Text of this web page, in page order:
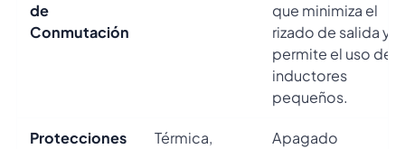
de
Conmutación
que minimiza el
rizado de salida y
permite el uso de
inductores
pequeños.
Protecciones
Térmica,
Apagado